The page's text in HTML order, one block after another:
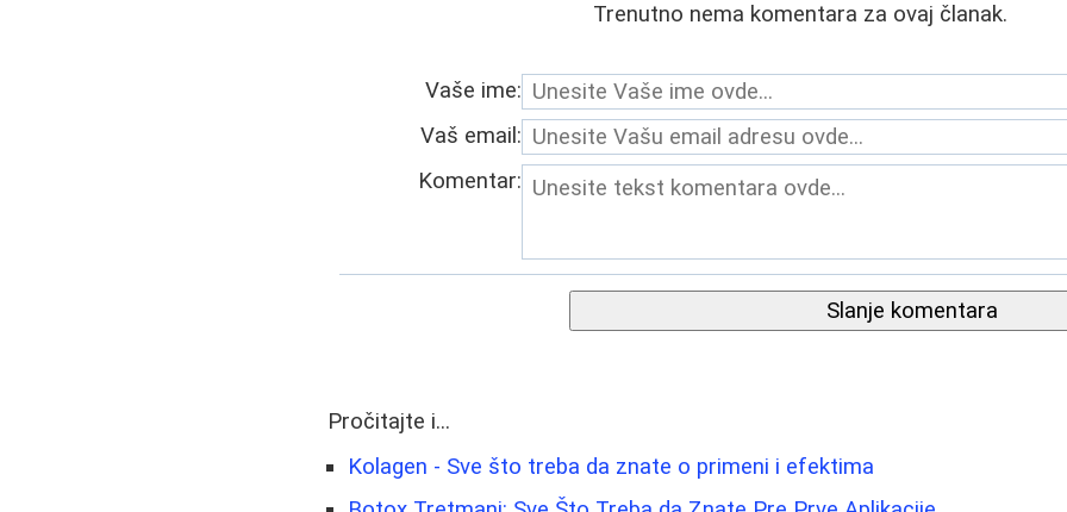
Trenutno nema komentara za ovaj članak.
Vaše ime:
Vaš email:
Komentar:
Slanje komentara
Pročitajte i...
Kolagen - Sve što treba da znate o primeni i efektima